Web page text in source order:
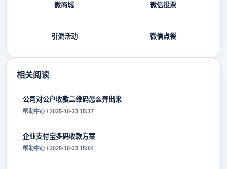
微商城 微信投票
引流活动 微信点餐
相关阅读
公司对公户收款二维码怎么弄出来
帮助中心 / 2025-10-23 15:17
企业支付宝多码收款方案
帮助中心 / 2025-10-23 15:04